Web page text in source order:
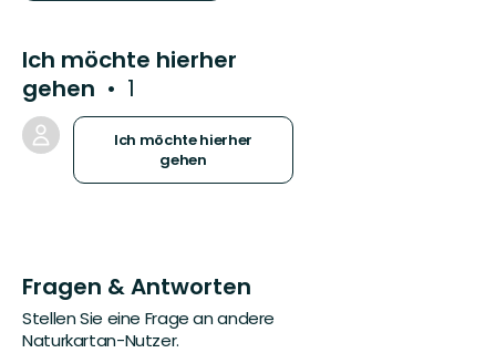
Ich möchte hierher
gehen
1
Ich möchte hierher
gehen
Fragen & Antworten
Stellen Sie eine Frage an andere
Naturkartan-Nutzer.